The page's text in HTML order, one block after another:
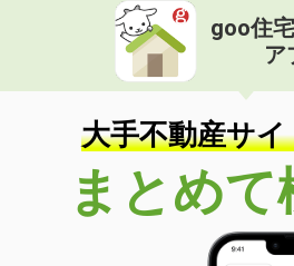
goo住
ア
大手不動産サイ
まとめて